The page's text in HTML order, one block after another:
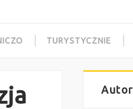
TURYSTYCZNIE
Autor